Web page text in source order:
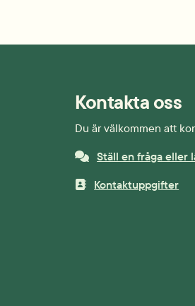
Kontakta oss
Du är välkommen att
Ställ en fråga eller
Kontaktuppgifter